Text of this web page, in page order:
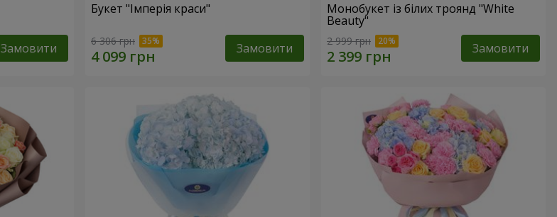
Замовити
Букет "Імперія краси"
6 306 грн Замовити
Монобукет із білих троянд "White
Beauty"
2 999 грн Замовити